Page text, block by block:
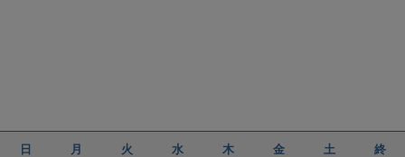
日 月 火 水 木 金 土 終